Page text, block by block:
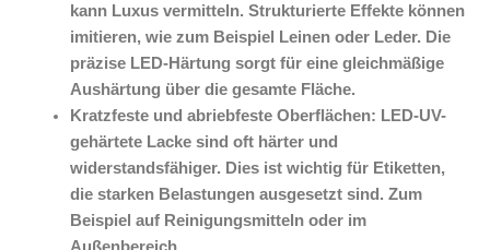
kann Luxus vermitteln. Strukturierte Effekte können
imitieren, wie zum Beispiel Leinen oder Leder. Die
präzise LED-Härtung sorgt für eine gleichmäßige
Aushärtung über die gesamte Fläche.
Kratzfeste und abriebfeste Oberflächen: LED-UV-
gehärtete Lacke sind oft härter und
widerstandsfähiger. Dies ist wichtig für Etiketten,
die starken Belastungen ausgesetzt sind. Zum
Beispiel auf Reinigungsmitteln oder im